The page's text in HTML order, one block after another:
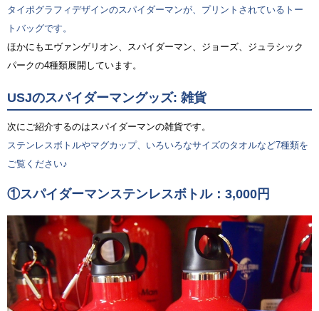
タイポグラフィデザインのスパイダーマンが、プリントされているトー
トバッグです。
ほかにもエヴァンゲリオン、スパイダーマン、ジョーズ、ジュラシック
パークの4種類展開しています。
USJのスパイダーマングッズ: 雑貨
次にご紹介するのはスパイダーマンの雑貨です。
ステンレスボトルやマグカップ、いろいろなサイズのタオルなど7種類を
ご覧ください♪
①スパイダーマンステンレスボトル：3,000円